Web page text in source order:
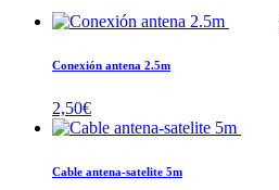
Conexión antena 2.5m
2,50€
Cable antena-satelite 5m